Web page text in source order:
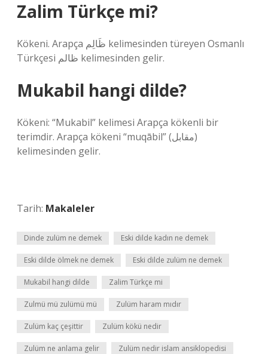
Zalim Türkçe mi?
Kökeni. Arapça ظَالِم kelimesinden türeyen Osmanlı
Türkçesi ظالم‎ kelimesinden gelir.
Mukabil hangi dilde?
Kökeni: “Mukabil” kelimesi Arapça kökenli bir
terimdir. Arapça kökeni “muqābil” (مقابل)
kelimesinden gelir.
Tarih: Makaleler
Dinde zulüm ne demek Eski dilde kadın ne demek
Eski dilde ölmek ne demek Eski dilde zulüm ne demek
Mukabil hangi dilde Zalim Türkçe mi
Zulmü mü zulümü mü Zulüm haram mıdır
Zulüm kaç çeşittir Zulüm kökü nedir
Zulüm ne anlama gelir Zulüm nedir islam ansiklopedisi